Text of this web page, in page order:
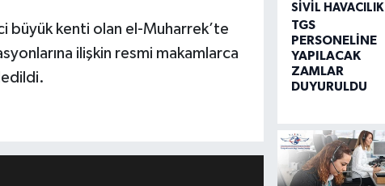
büyük kenti olan el-Muharrek’te
ilişkin resmi makamlarca
SIVIL HAVACILIK
TGS
PERSONELİNE
YAPILACAK
ZAMLAR
DUYURULDU